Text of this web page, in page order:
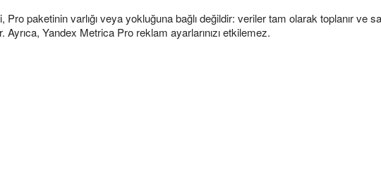
Pro paketinin varlığı veya yokluğuna bağlı değildir: veriler tam olarak toplanır ve
Yandex Metrica Pro reklam ayarlarınızı etkilemez.